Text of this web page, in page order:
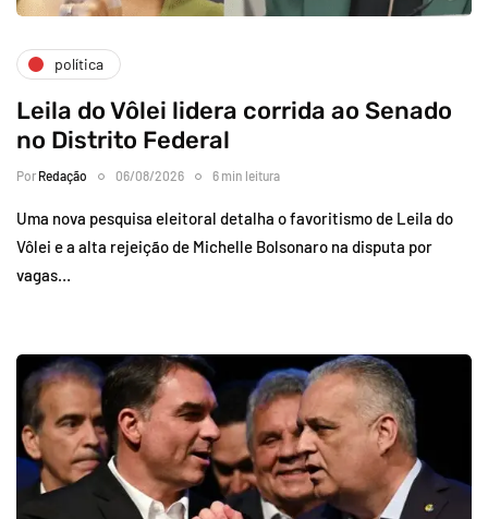
política
Leila do Vôlei lidera corrida ao Senado
no Distrito Federal
Por Redação 06/08/2026 6 min leitura
Uma nova pesquisa eleitoral detalha o favoritismo de Leila do
Vôlei e a alta rejeição de Michelle Bolsonaro na disputa por
vagas…